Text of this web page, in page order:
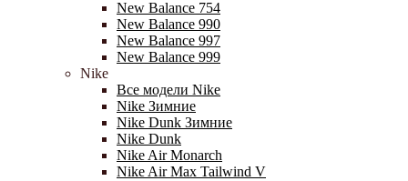
New Balance 754
New Balance 990
New Balance 997
New Balance 999
Nike
Все модели Nike
Nike Зимние
Nike Dunk Зимние
Nike Dunk
Nike Air Monarch
Nike Air Max Tailwind V